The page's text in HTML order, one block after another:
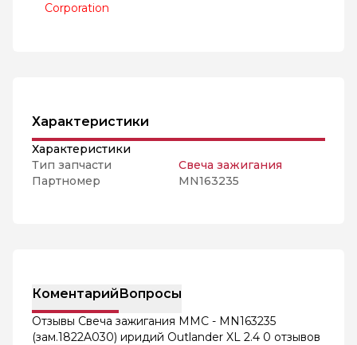
Corporation
Характеристики
Характеристики
Тип запчасти
Свеча зажигания
Партномер
MN163235
КоментарийВопросы
Отзывы Свеча зажигания MMC - MN163235
(зам.1822A030) иридий Outlander XL 2.4 0 отзывов